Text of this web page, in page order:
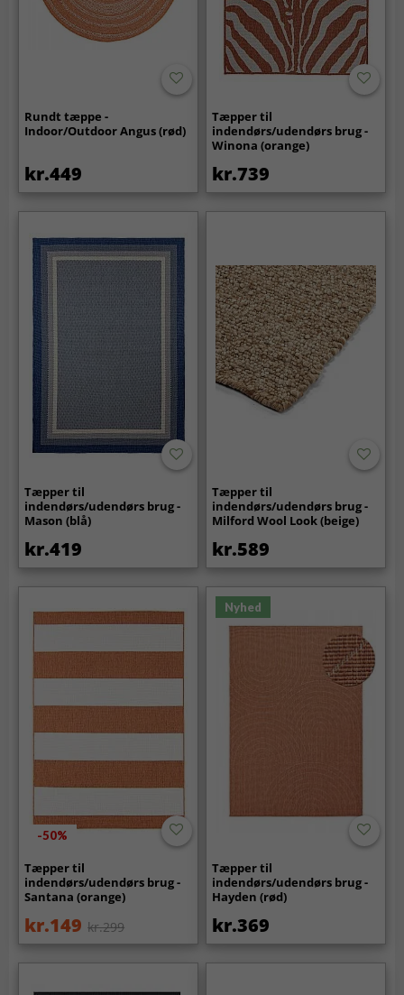
Rundt tæppe -
Indoor/Outdoor Angus (rød)
kr.449
Tæpper til
indendørs/udendørs brug -
Winona (orange)
kr.739
Tæpper til
indendørs/udendørs brug -
Mason (blå)
kr.419
Tæpper til
indendørs/udendørs brug -
Milford Wool Look (beige)
kr.589
-50%
Tæpper til
indendørs/udendørs brug -
Santana (orange)
kr.149 kr.299
Nyhed
Tæpper til
indendørs/udendørs brug -
Hayden (rød)
kr.369